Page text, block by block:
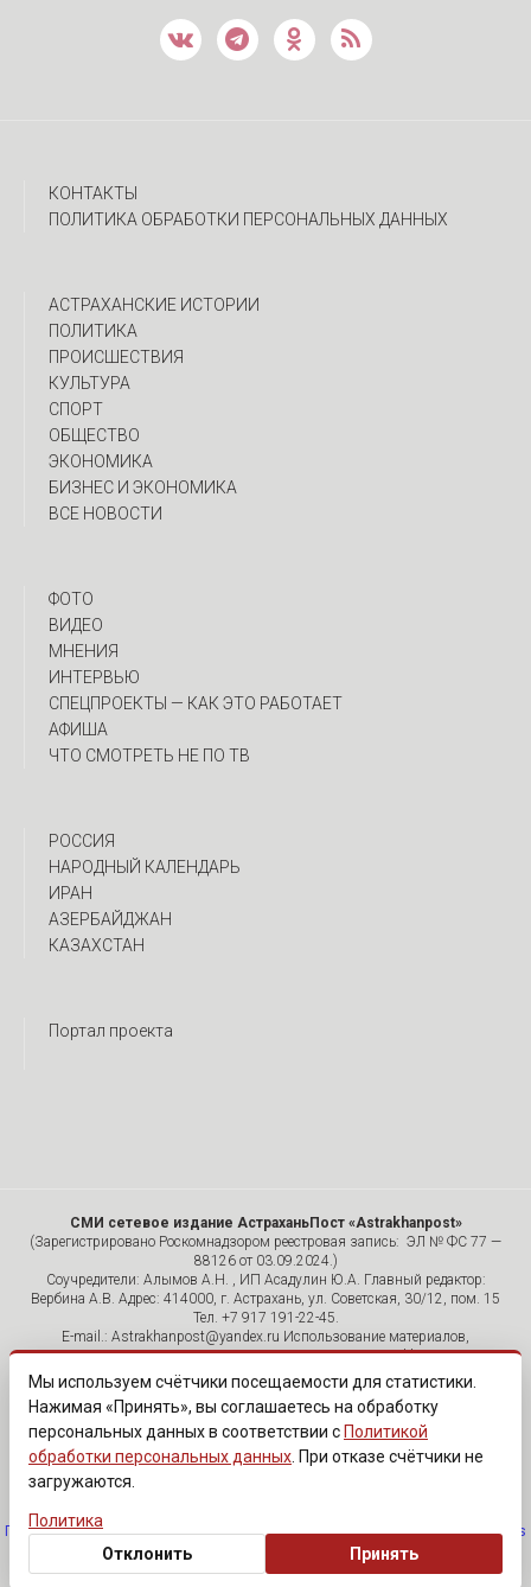
КОНТАКТЫ
ПОЛИТИКА ОБРАБОТКИ ПЕРСОНАЛЬНЫХ ДАННЫХ
АСТРАХАНСКИЕ ИСТОРИИ
ПОЛИТИКА
ПРОИСШЕСТВИЯ
КУЛЬТУРА
СПОРТ
ОБЩЕСТВО
ЭКОНОМИКА
БИЗНЕС И ЭКОНОМИКА
ВСЕ НОВОСТИ
ФОТО
ВИДЕО
МНЕНИЯ
ИНТЕРВЬЮ
CПЕЦПРОЕКТЫ — КАК ЭТО РАБОТАЕТ
АФИША
ЧТО СМОТРЕТЬ НЕ ПО ТВ
РОССИЯ
НАРОДНЫЙ КАЛЕНДАРЬ
ИРАН
АЗЕРБАЙДЖАН
КАЗАХСТАН
Портал проекта
СМИ сетевое издание АстраханьПост «Astrakhanpost»
(Зарегистрировано Роскомнадзором реестровая запись: ЭЛ № ФС 77 —
88126 от 03.09.2024.)
Соучредители: Алымов А.Н. , ИП Асадулин Ю.А. Главный редактор:
Вербина А.В. Адрес: 414000, г. Астрахань, ул. Советская, 30/12, пом. 15
Тел. +7 917 191-22-45.
E-mail.: Astrakhanpost@yandex.ru Использование материалов,
размещенных на страницах сетевого издания «Astrakhanpost»,
допускается исключительно с указанием источника и публикацией
активной гиперссылки на портал Astrakhanpost.ru. Комментарии
читателей сайта размещаются без предварительного редактирования.
Редакция оставляет за собой право удалить их с сайта или
отредактировать, если указанные сообщения нарушают законы РФ.
«САЙТ ПРЕДНАЗНАЧЕН ДЛЯ АУДИТОРИИ 18+»
Политика обработки персональных данных·Изменить согласие на cookies
Мы используем счётчики посещаемости для статистики.
Нажимая «Принять», вы соглашаетесь на обработку
персональных данных в соответствии с Политикой
обработки персональных данных . При отказе счётчики не
загружаются.
Политика
Отклонить
Принять